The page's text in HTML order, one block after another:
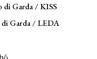
Garda / KISS
Garda / LEDA